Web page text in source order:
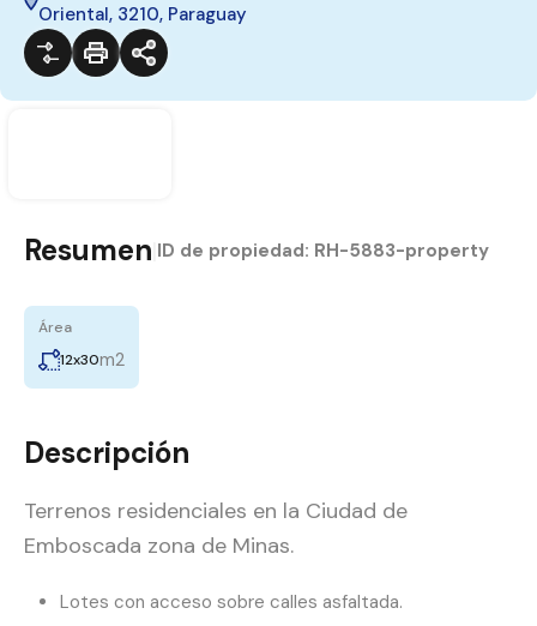
Oriental, 3210, Paraguay
Resumen ID de propiedad: RH-5883-property
Área
12x30m2
Descripción
Terrenos residenciales en la Ciudad de
Emboscada zona de Minas.
Lotes con acceso sobre calles asfaltada.